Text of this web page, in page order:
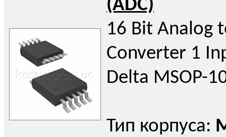
(ADC)
16 Bit Analog
Converter 1
Delta MSOP-
Тип корпуса: